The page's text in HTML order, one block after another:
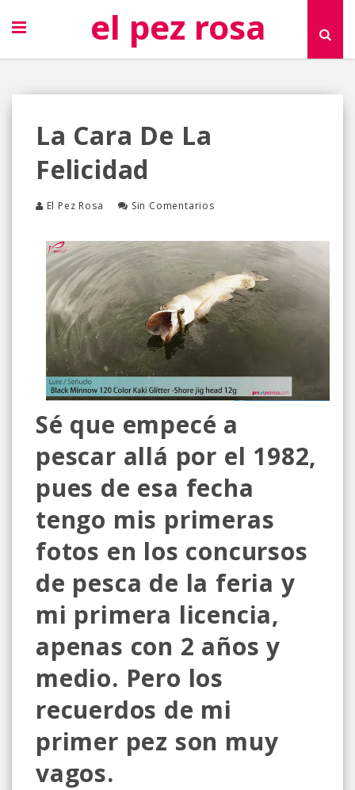
el pez rosa
La Cara De La
Felicidad
El Pez Rosa Sin Comentarios
Sé que empecé a
pescar allá por el 1982,
pues de esa fecha
tengo mis primeras
fotos en los concursos
de pesca de la feria y
mi primera licencia,
apenas con 2 años y
medio. Pero los
recuerdos de mi
primer pez son muy
vagos.